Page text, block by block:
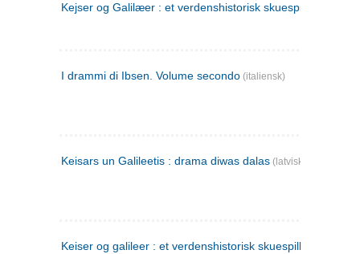
Kejser og Galilæer : et verdenshistorisk skuespil
I drammi di Ibsen. Volume secondo (italiensk)
Keisars un Galileetis : drama diwas dalas (latvisk)
Keiser og galileer : et verdenshistorisk skuespill (1873)